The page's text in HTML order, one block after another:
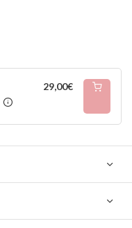
29,00€